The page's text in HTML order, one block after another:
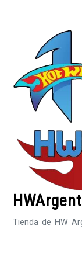
Tienda de HW